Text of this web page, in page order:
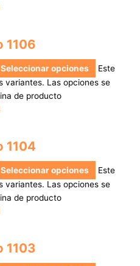
1106
Seleccionar opciones
Este
variantes. Las opciones se
de producto
1104
Seleccionar opciones
Este
variantes. Las opciones se
de producto
1103